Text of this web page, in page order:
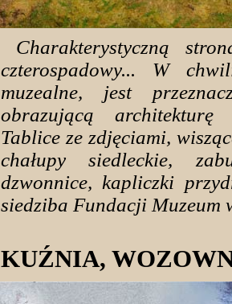
Charakterystyczną
czterospadowy... W
muzealne, jest
obrazującą architekturę
Tablice ze zdjęciami,
chałupy siedleckie,
dzwonnice, kapliczki
siedziba Fundacji Muzeum
KUŹNIA,